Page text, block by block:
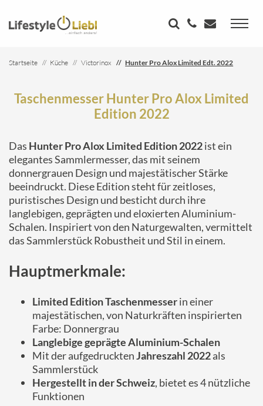
Startseite Küche Victorinox Hunter Pro Alox Limited Edt. 2022
Taschenmesser Hunter Pro Alox Limited
Edition 2022
Das Hunter Pro Alox Limited Edition 2022ist ein
elegantes Sammlermesser, das mit seinem
donnergrauen Design und majestätischer Stärke
beeindruckt. Diese Edition steht für zeitloses,
puristisches Design und besticht durch ihre
langlebigen, geprägten und eloxierten Aluminium-
Schalen. Inspiriert von den Naturgewalten, vermittelt
das Sammlerstück Robustheit und Stil in einem.
Hauptmerkmale:
Limited Edition Taschenmesserin einer
majestätischen, von Naturkräften inspirierten
Farbe: Donnergrau
Langlebige geprägte Aluminium-Schalen
Mit der aufgedrucktenJahreszahl 2022als
Sammlerstück
Hergestellt in der Schweiz, bietet es 4 nützliche
Funktionen